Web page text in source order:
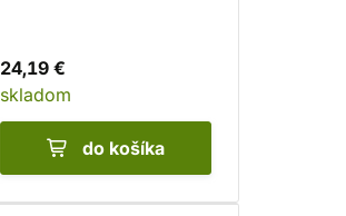
24,19 €
skladom
do košíka